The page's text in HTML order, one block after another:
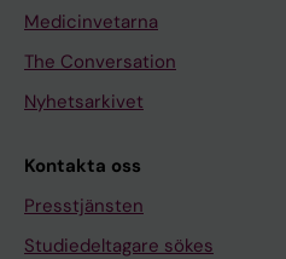
Medicinvetarna
The Conversation
Nyhetsarkivet
Kontakta oss
Presstjänsten
Studiedeltagare sökes